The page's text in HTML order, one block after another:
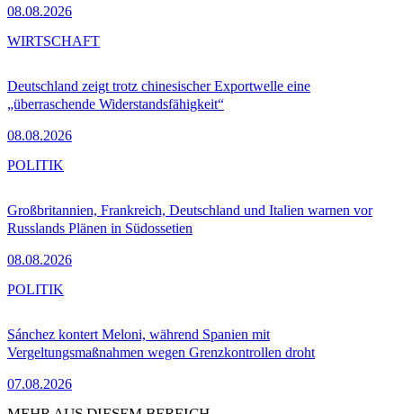
08.08.2026
Deutschland zeigt trotz chinesischer Exportwelle eine
„überraschende Widerstandsfähigkeit“
08.08.2026
WIRTSCHAFT
Großbritannien, Frankreich, Deutschland und Italien warnen vor
Russlands Plänen in Südossetien
08.08.2026
POLITIK
Sánchez kontert Meloni, während Spanien mit
Vergeltungsmaßnahmen wegen Grenzkontrollen droht
07.08.2026
POLITIK